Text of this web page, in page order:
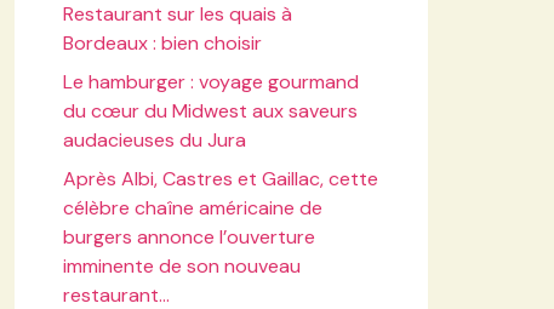
Restaurant sur les quais à
Bordeaux : bien choisir
Le hamburger : voyage gourmand
du cœur du Midwest aux saveurs
audacieuses du Jura
Après Albi, Castres et Gaillac, cette
célèbre chaîne américaine de
burgers annonce l’ouverture
imminente de son nouveau
restaurant…